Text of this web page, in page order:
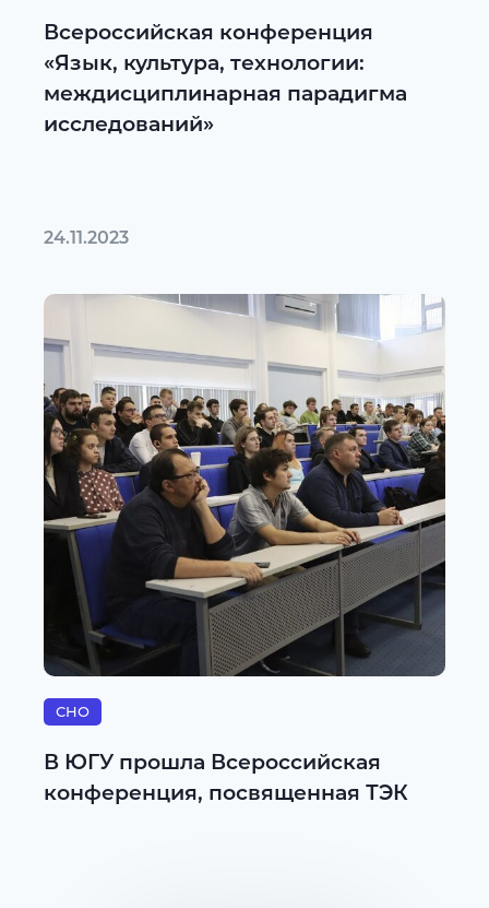
Всероссийская конференция
«Язык, культура, технологии:
междисциплинарная парадигма
исследований»
24.11.2023
СНО
В ЮГУ прошла Всероссийская
конференция, посвященная ТЭК